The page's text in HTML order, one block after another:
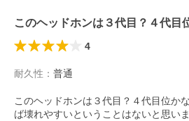
このヘッドホンは３代目？４代目
4
耐久性 ： 普通
このヘッドホンは３代目？４代目位か
ば壊れやすいということはないと思い